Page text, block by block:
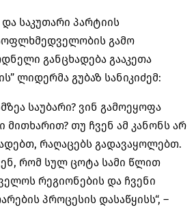
საკუთარი პარტიის
გამო
განცხადება გააკეთა
ლიდერმა გუბაზ სანიკიძემ:
საუბარი? ვინ გამოეყოფა
თუ ჩვენ ამ კანონს არ
რაღაცებს გადავაყოლებთ.
რომ სულ ცოტა სამი წლით
რეგიონების და ჩვენი
პროცესის დასაწყისს“, –